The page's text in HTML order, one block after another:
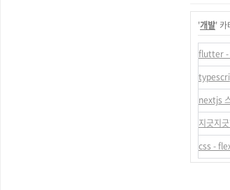
'개발' 카
flutter -
nextjs
지긋지
css -